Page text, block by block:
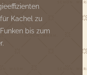
Kachel zu
bis zum